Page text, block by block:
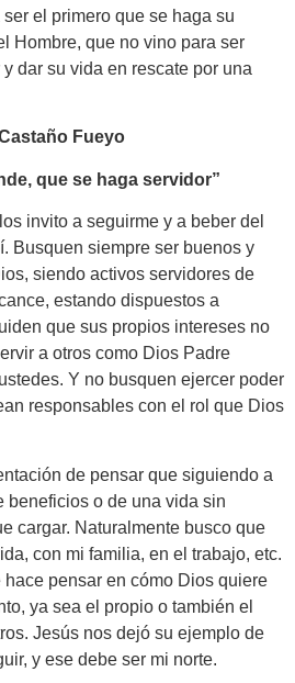
el primero que se haga su
Hombre, que no vino para ser
dar su vida en rescate por una
Fueyo
que se haga servidor”
invito a seguirme y a beber del
Busquen siempre ser buenos y
siendo activos servidores de
estando dispuestos a
que sus propios intereses no
a otros como Dios Padre
Y no busquen ejercer poder
responsables con el rol que Dios
de pensar que siguiendo a
beneficios o de una vida sin
cargar. Naturalmente busco que
con mi familia, en el trabajo, etc.
pensar en cómo Dios quiere
ya sea el propio o también el
Jesús nos dejó su ejemplo de
y ese debe ser mi norte.